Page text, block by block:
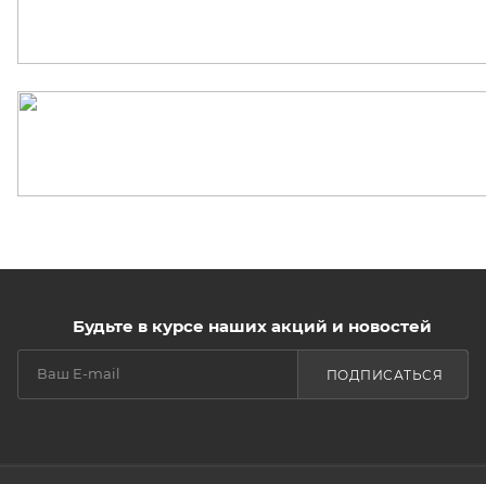
Будьте в курсе наших акций и новостей
ПОДПИСАТЬСЯ